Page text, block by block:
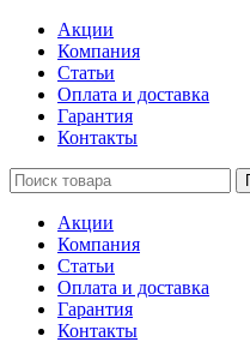
Акции
Компания
Статьи
Оплата и доставка
Гарантия
Контакты
Акции
Компания
Статьи
Оплата и доставка
Гарантия
Контакты